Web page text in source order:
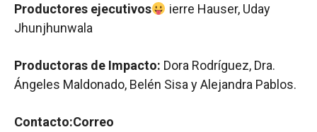
Productores ejecutivos
ierre Hauser, Uday
Jhunjhunwala
Productoras de Impacto: Dora Rodríguez, Dra.
Ángeles Maldonado, Belén Sisa y Alejandra Pablos.
Contacto:Correo